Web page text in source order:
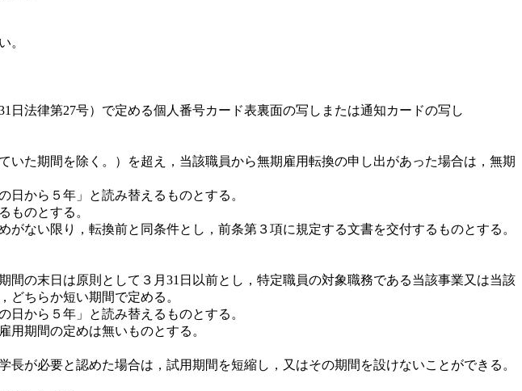
。
日法律第27号）で定める個人番号カード表裏面の写しまたは通知カードの写し
た期間を除く。）を超え，当該職員から無期雇用転換の申し出があった場合は，無期
から５年」と読み替えるものとする。
ものとする。
ない限り，転換前と同条件とし，前条第３項に規定する文書を交付するものとする。
の末日は原則として３月31日以前とし，特定職員の対象職務である当該事業又は当該
どちらか短い期間で定める。
から５年」と読み替えるものとする。
期間の定めは無いものとする。
が必要と認めた場合は，試用期間を短縮し，又はその期間を設けないことができる。